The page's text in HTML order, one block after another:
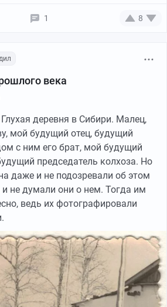
1 8
века
деревня в Сибири. Малец,
мой будущий отец, будущий
с ним его брат, мой будущий
председатель колхоза. Но
даже и не подозревали об этом
не думали они о нем. Тогда им
ведь их фотографировали